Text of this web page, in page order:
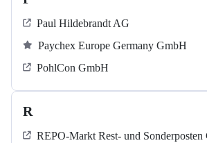
Paul Hildebrandt AG
Paychex Europe Germany GmbH
PohlCon GmbH
R
REPO-Markt Rest- und Sonderposten